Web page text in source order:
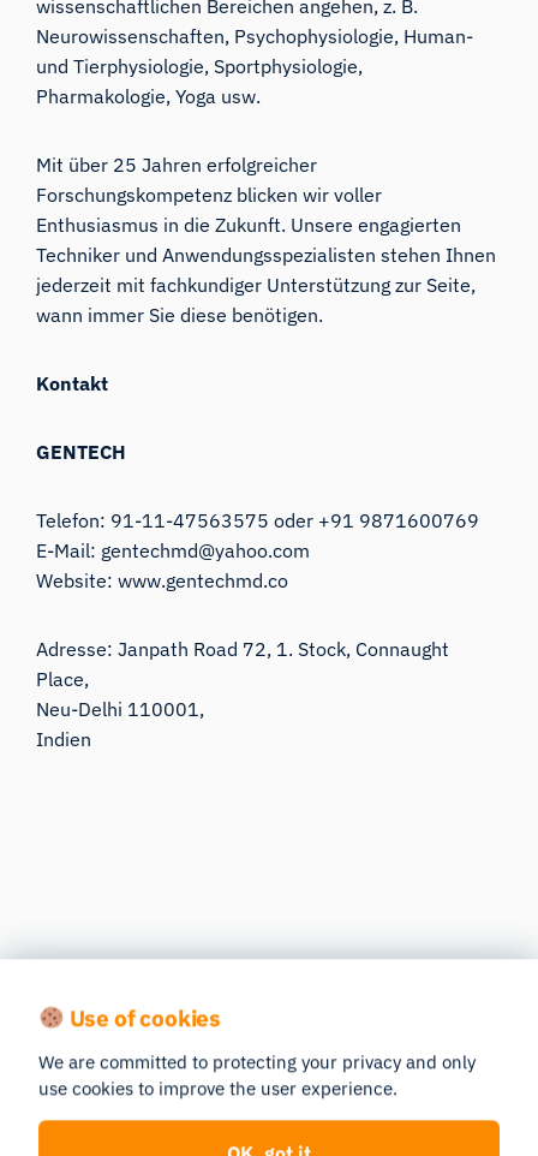
wissenschaftlichen Bereichen angehen, z. B.
Neurowissenschaften, Psychophysiologie, Human-
und Tierphysiologie, Sportphysiologie,
Pharmakologie, Yoga usw.
Mit über 25 Jahren erfolgreicher
Forschungskompetenz blicken wir voller
Enthusiasmus in die Zukunft. Unsere engagierten
Techniker und Anwendungsspezialisten stehen Ihnen
jederzeit mit fachkundiger Unterstützung zur Seite,
wann immer Sie diese benötigen.
Kontakt
GENTECH
Telefon: 91-11-47563575 oder +91 9871600769
E-Mail: gentechmd@yahoo.com
Website:www.gentechmd.co
Adresse: Janpath Road 72, 1. Stock, Connaught
Place,
Neu-Delhi 110001,
Indien
SSBI-Exporte
SSBI Exports ist ein nach ISO 9001:2015
zertifizierter, führender Systemintegrator mit Sitz in
Ahmedabad, Gujarat (Indien). Mit 30 Jahren
Erfahrung hat SSBI erfolgreich mit verschiedenen
Use of cookies
We are committed to protecting your privacy and only
use cookies to improve the user experience.